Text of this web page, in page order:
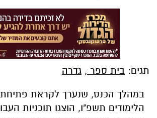
תגים: בית ספר , גדרה
במהלך הכנס, שנערך לקראת
הלימודים תשפ"ו, הוצגו תוכניות